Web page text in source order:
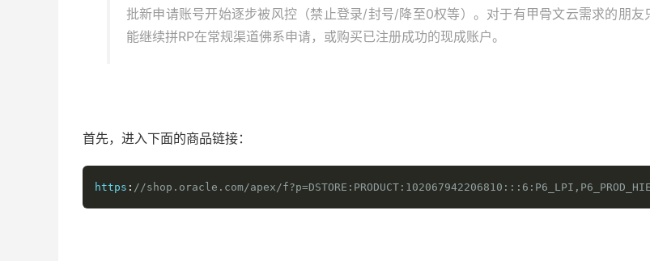
批新申请账号开始逐步被风控（禁止登录/封号/降至0权等）。对于有甲骨文云需求的朋友
能继续拼RP在常规渠道佛系申请，或购买已注册成功的现成账户。
首先，进入下面的商品链接：
https : //shop.oracle.com/apex/